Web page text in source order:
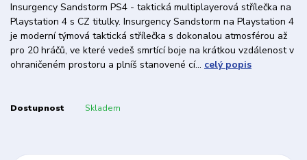
Insurgency Sandstorm PS4 - taktická multiplayerová střílečka na
Playstation 4 s CZ titulky. Insurgency Sandstorm na Playstation 4
je moderní týmová taktická střílečka s dokonalou atmosférou až
pro 20 hráčů, ve které vedeš smrtící boje na krátkou vzdálenost v
ohraničeném prostoru a plníš stanovené cí... celý popis
Dostupnost Skladem